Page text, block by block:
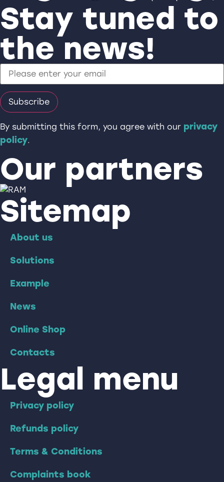
Stay tuned to
the news!
By submitting this form, you agree with our privacy
policy.
Our partners
Sitemap
About us
Solutions
Example
News
Online Shop
Contacts
Legal menu
Privacy policy
Refunds policy
Terms & Conditions
Complaints book